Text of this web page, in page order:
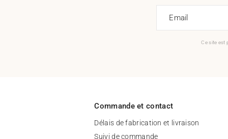
Email
Ce site est
Commande et contact
Délais de fabrication et livraison
Suivi de commande